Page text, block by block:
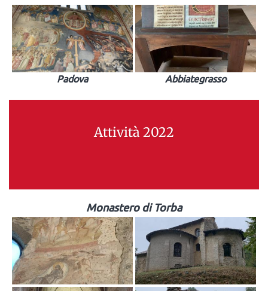
Padova Abbiategrasso
Attività 2022
Monastero di Torba